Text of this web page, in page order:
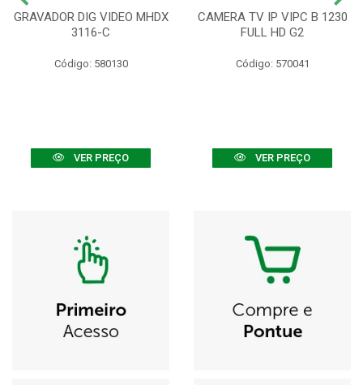
GRAVADOR DIG VIDEO MHDX
3116-C
Código: 580130
VER PREÇO
CAMERA TV IP VIPC B 1230
FULL HD G2
Código: 570041
VER PREÇO